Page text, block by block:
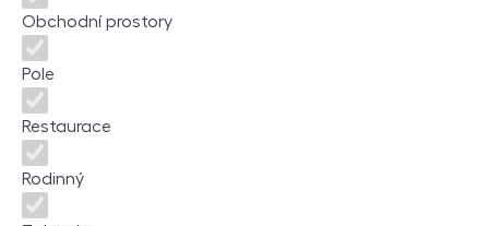
Obchodní prostory
Pole
Restaurace
Rodinný